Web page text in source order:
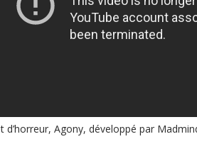
d’horreur, Agony, développé par